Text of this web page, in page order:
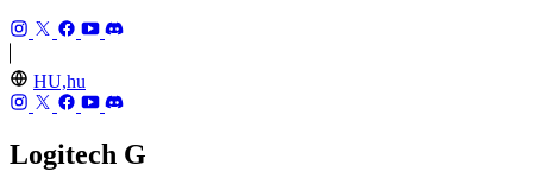
HU,hu
Logitech G